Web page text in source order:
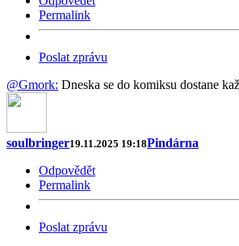
Permalink
Poslat zprávu
@Gmork: Dneska se do komiksu dostane
soulbringer19.11.2025 19:18Pindárna
Odpovědět
Permalink
Poslat zprávu